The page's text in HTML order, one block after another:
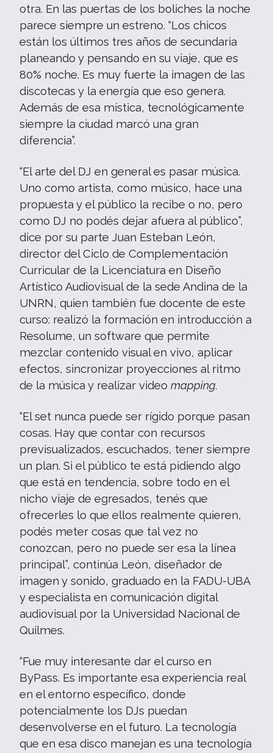
otra. En las puertas de los boliches la noche
parece siempre un estreno. “Los chicos
están los últimos tres años de secundaria
planeando y pensando en su viaje, que es
80% noche. Es muy fuerte la imagen de las
discotecas y la energía que eso genera.
Además de esa mística, tecnológicamente
siempre la ciudad marcó una gran
diferencia”.
“El arte del DJ en general es pasar música.
Uno como artista, como músico, hace una
propuesta y el público la recibe o no, pero
como DJ no podés dejar afuera al público”,
dice por su parte Juan Esteban León,
director del Ciclo de Complementación
Curricular de la Licenciatura en Diseño
Artístico Audiovisual de la sede Andina de la
UNRN, quien también fue docente de este
curso: realizó la formación en introducción a
Resolume, un software que permite
mezclar contenido visual en vivo, aplicar
efectos, sincronizar proyecciones al ritmo
de la música y realizar video mapping.
“El set nunca puede ser rígido porque pasan
cosas. Hay que contar con recursos
previsualizados, escuchados, tener siempre
un plan. Si el público te está pidiendo algo
que está en tendencia, sobre todo en el
nicho viaje de egresados, tenés que
ofrecerles lo que ellos realmente quieren,
podés meter cosas que tal vez no
conozcan, pero no puede ser esa la línea
principal”, continúa León, diseñador de
imagen y sonido, graduado en la FADU-UBA
y especialista en comunicación digital
audiovisual por la Universidad Nacional de
Quilmes.
“Fue muy interesante dar el curso en
ByPass. Es importante esa experiencia real
en el entorno específico, donde
potencialmente los DJs puedan
desenvolverse en el futuro. La tecnología
que en esa disco manejan es una tecnología